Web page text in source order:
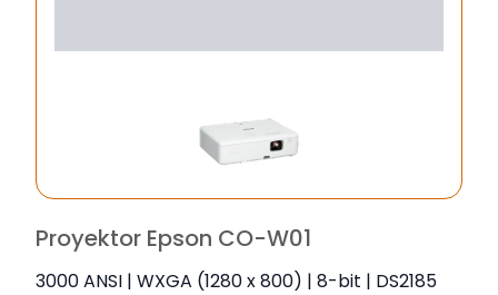
Proyektor Epson CO-W01
3000 ANSI | WXGA (1280 x 800) | 8-bit | DS2185